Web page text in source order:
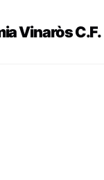
Vinaròs C.F.